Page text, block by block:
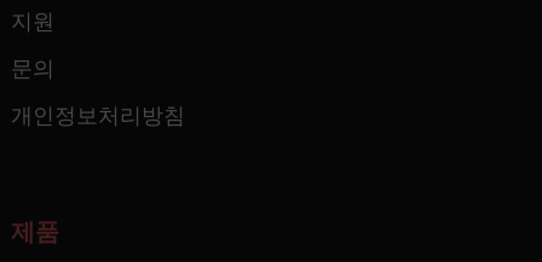
지원
문의
개인정보처리방침
제품